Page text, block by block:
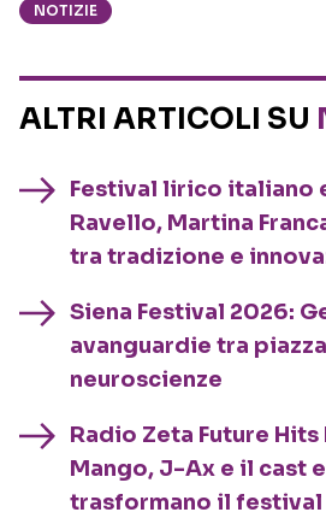
NOTIZIE
ALTRI ARTICOLI SU
Festival lirico italiano
Ravello, Martina
tra tradizione e
Siena Festival 2026:
avanguardie tra
neuroscienze
Radio Zeta Future
Mango, J-Ax e il cast
trasformano il